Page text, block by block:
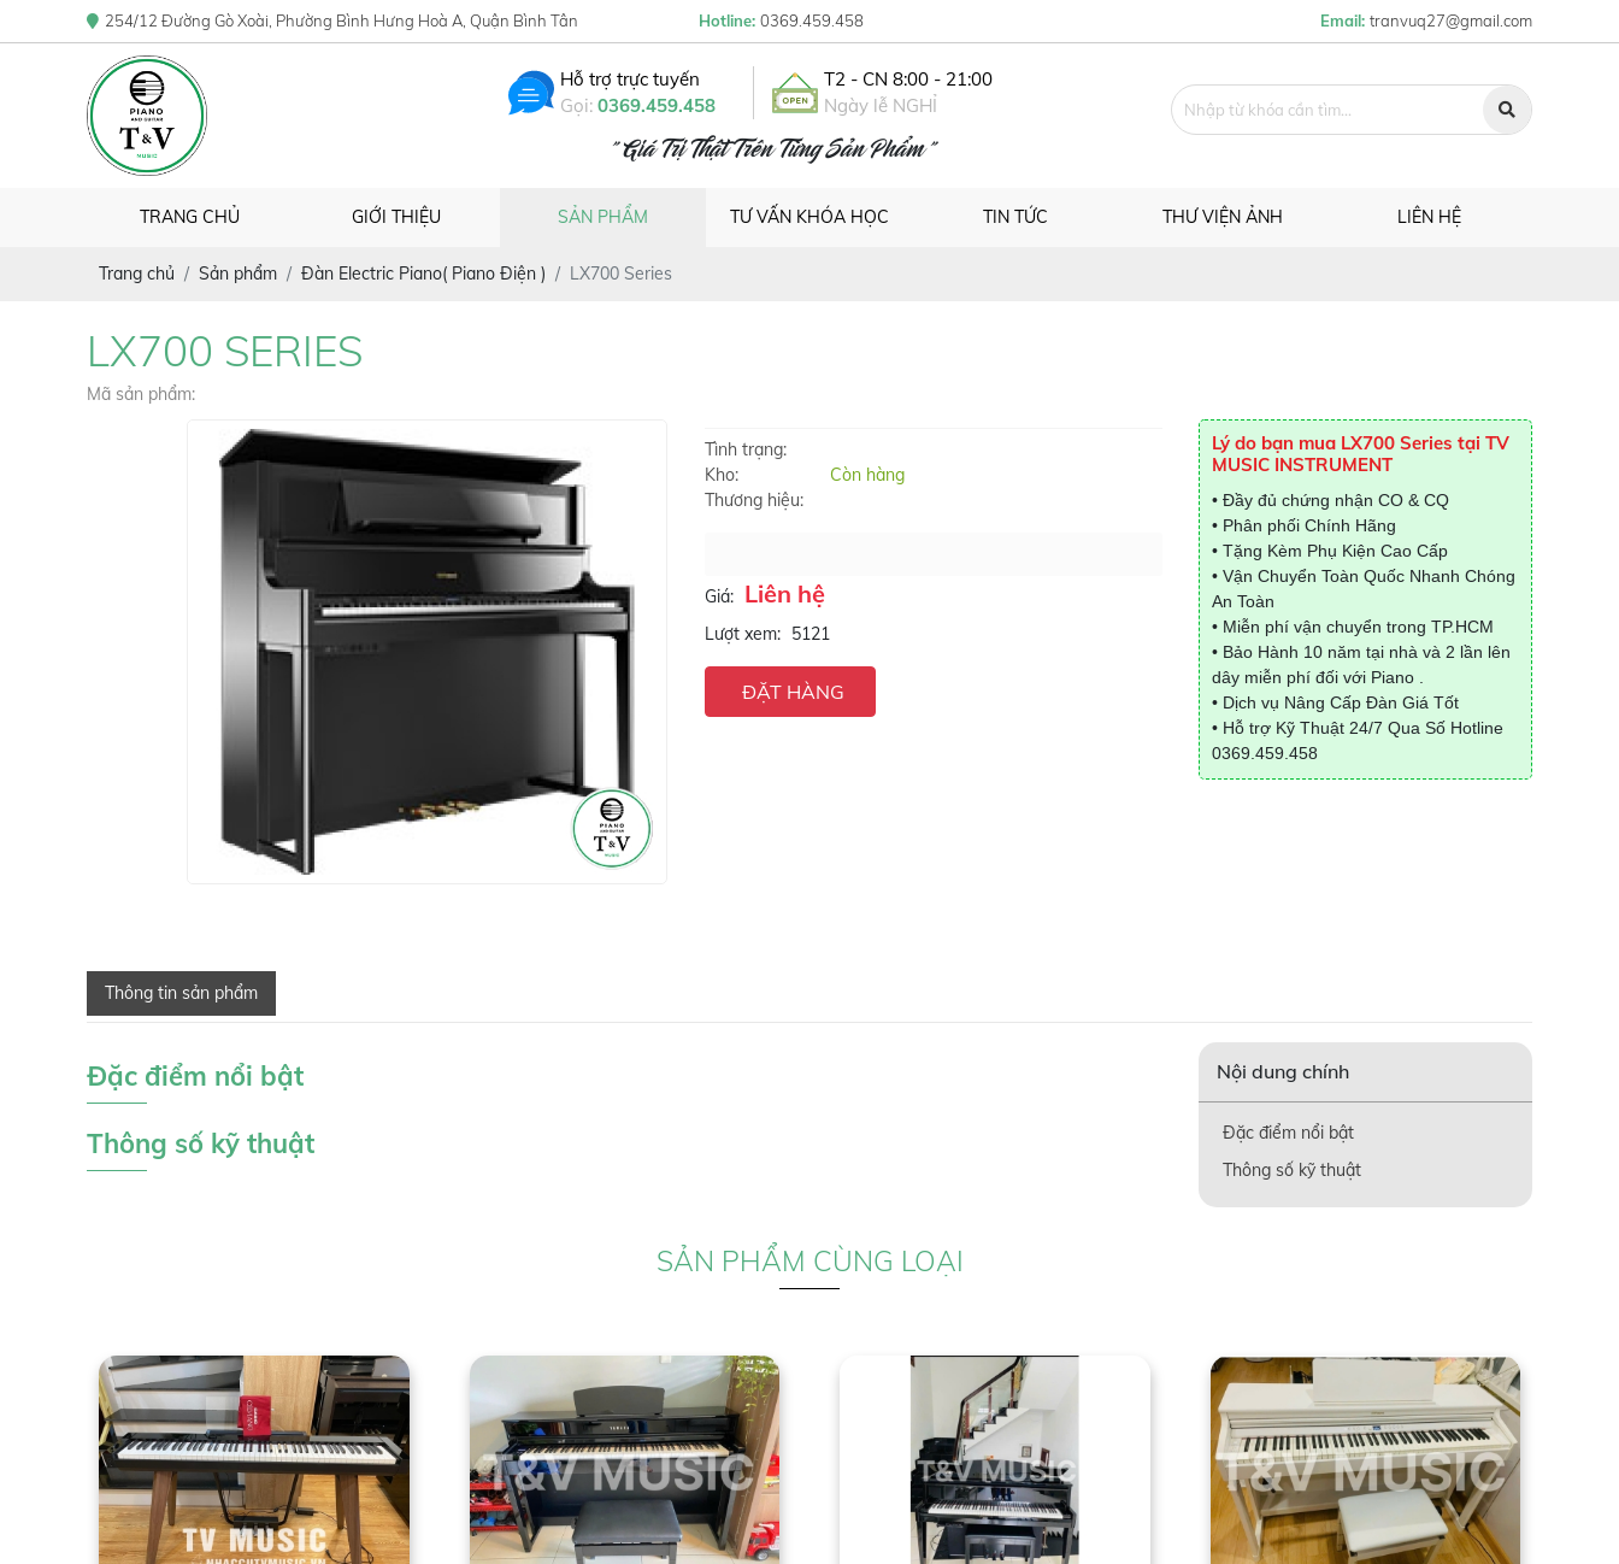
254/12 Đường Gò Xoài, Phường Bình Hưng Hoà A, Quận Bình Tân Hotline: 0369.459.458 Email: tranvuq27@gmail.com
Hỗ trợ trực tuyến
Gọi: 0369.459.458
T2 - CN 8:00 - 21:00
Ngày lễ NGHỈ
" Giá Trị Thật Trên Từng Sản Phẩm "
TRANG CHỦ GIỚI THIỆU SẢN PHẨM TƯ VẤN KHÓA HỌC TIN TỨC THƯ VIỆN ẢNH LIÊN HỆ
Trang chủ Sản phẩm Đàn Electric Piano( Piano Điện ) LX700 Series
LX700 SERIES
Mã sản phẩm:
Tình trạng:
Kho:
Còn hàng
Thương hiệu:
Giá: Liên hệ
Lượt xem: 5121
ĐẶT HÀNG
Lý do bạn mua LX700 Series tại TV
MUSIC INSTRUMENT
• Đầy đủ chứng nhận CO & CQ
• Phân phối Chính Hãng
• Tặng Kèm Phụ Kiện Cao Cấp
• Vận Chuyển Toàn Quốc Nhanh Chóng
An Toàn
• Miễn phí vận chuyển trong TP.HCM
• Bảo Hành 10 năm tại nhà và 2 lần lên
dây miễn phí đối với Piano .
• Dịch vụ Nâng Cấp Đàn Giá Tốt
• Hỗ trợ Kỹ Thuật 24/7 Qua Số Hotline
0369.459.458
Thông tin sản phẩm
Đặc điểm nổi bật
Thông số kỹ thuật
Nội dung chính
Đặc điểm nổi bật
Thông số kỹ thuật
SẢN PHẨM CÙNG LOẠI